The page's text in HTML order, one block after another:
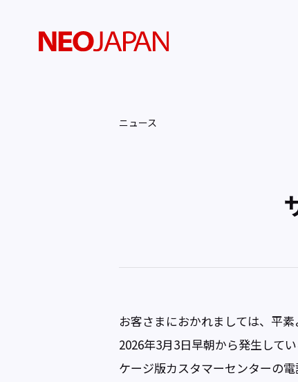
ニュース
お客さまにおかれましては、平
2026年3月3日早朝から発生して
ケージ版カスタマーセンターの電